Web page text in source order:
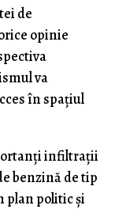
de
opinie
va
în spațiul
infiltrații
benzină de tip
plan politic și